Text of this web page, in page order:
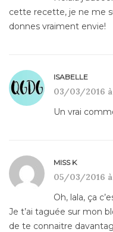
cette recette, je ne me
donnes vraiment envie!
ISABELLE
03/03/2016
Un vrai
MISS K
05/03/2016
Oh, lala, ça
Je t’ai taguée sur mon
de te connaitre